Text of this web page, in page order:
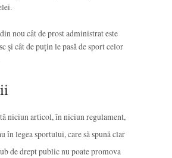
nou cât de prost administrat este
și cât de puțin le pasă de sport celor
niciun articol, în niciun regulament,
în legea sportului, care să spună clar
de drept public nu poate promova